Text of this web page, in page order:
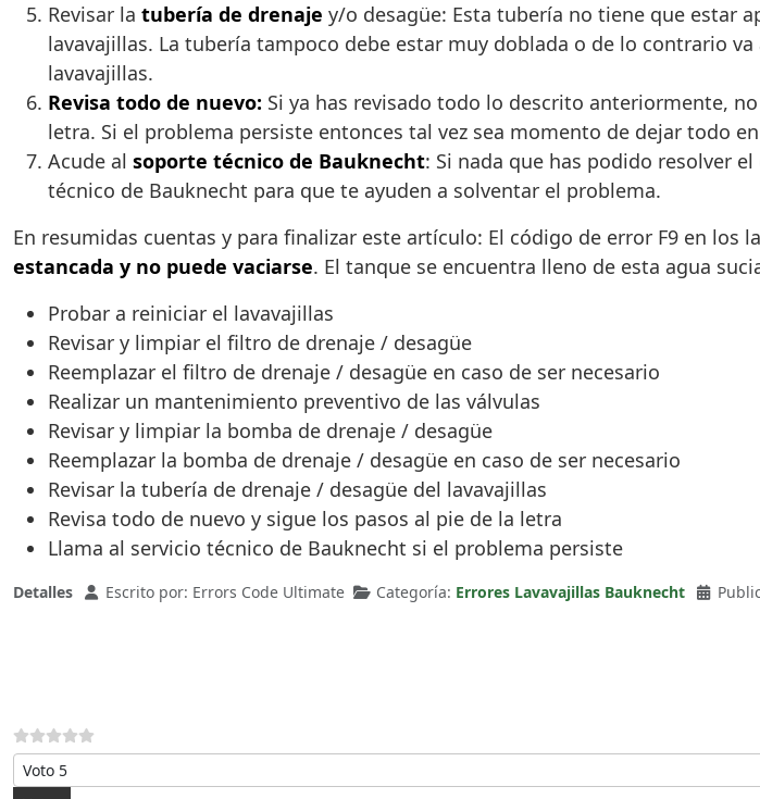
Revisar la tubería de drenaje y/o desagüe: Esta tubería no tiene que estar
lavavajillas. La tubería tampoco debe estar muy doblada o de lo contrario
lavavajillas.
Revisa todo de nuevo: Si ya has revisado todo lo descrito anteriormente,
letra. Si el problema persiste entonces tal vez sea momento de dejar todo
Acude al soporte técnico de Bauknecht: Si nada que has podido resolver
técnico de Bauknecht para que te ayuden a solventar el problema.
En resumidas cuentas y para finalizar este artículo: El código de error F9 en los
estancada y no puede vaciarse. El tanque se encuentra lleno de esta agua
Probar a reiniciar el lavavajillas
Revisar y limpiar el filtro de drenaje / desagüe
Reemplazar el filtro de drenaje / desagüe en caso de ser necesario
Realizar un mantenimiento preventivo de las válvulas
Revisar y limpiar la bomba de drenaje / desagüe
Reemplazar la bomba de drenaje / desagüe en caso de ser necesario
Revisar la tubería de drenaje / desagüe del lavavajillas
Revisa todo de nuevo y sigue los pasos al pie de la letra
Llama al servicio técnico de Bauknecht si el problema persiste
Detalles Escrito por: Errors Code Ultimate Categoría: Errores Lavavajillas Bauknecht
Por favor, vote